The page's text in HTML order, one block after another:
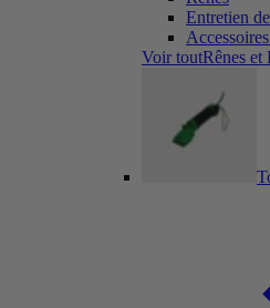
Entretien
Voir toutRênes et